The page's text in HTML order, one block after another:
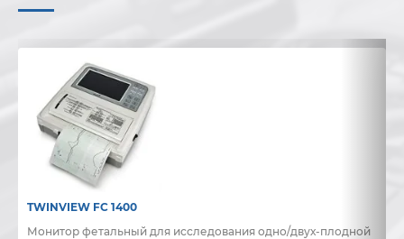
TWINVIEW FC 1400
Монитор фетальный для исследования одно/двух-плодной